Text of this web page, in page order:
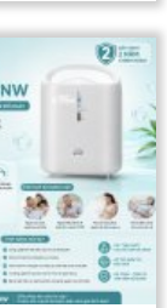
gia đình
10L
6,320,000 đ